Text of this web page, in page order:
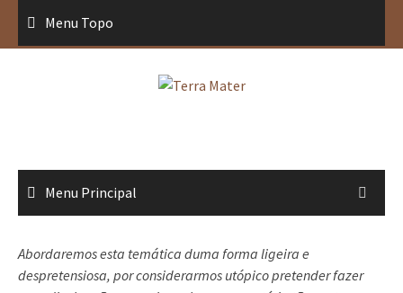
conteúdo
Menu Topo
Menu Principal
Abordaremos esta temática duma forma ligeira e
despretensiosa, por considerarmos utópico pretender fazer